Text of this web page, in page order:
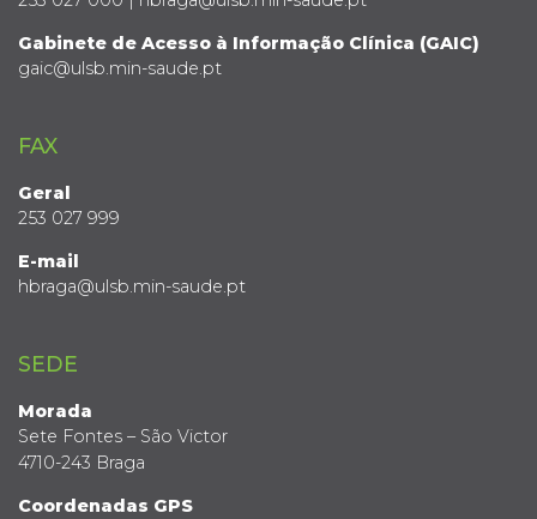
Gabinete de Acesso à Informação Clínica (GAIC)
gaic@ulsb.min-saude.pt
FAX
Geral
253 027 999
E-mail
hbraga@ulsb.min-saude.pt
SEDE
Morada
Sete Fontes – São Victor
4710-243 Braga
Coordenadas GPS